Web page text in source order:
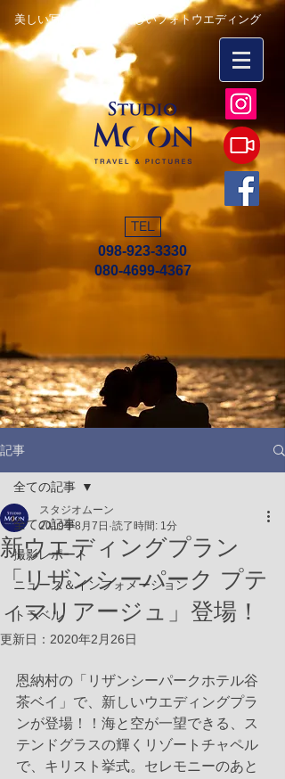
美しい写真を永遠に 楽しいフォトウエディング
TEL
098-923-3330
080-4699-4367
記事
全ての記事
撮影レポート
ニュース＆インフォメーション
トラベル
全ての記事
新ウエディングプラン
「リザンシーパーク プテ
ィマリアージュ」登場！
スタジオムーン
2019年8月7日 読了時間: 1分
更新日： 2020年2月26日
恩納村の「リザンシーパークホテル谷
茶ベイ」で、新しいウエディングプラ
ンが登場！！海と空が一望できる、ス
テンドグラスの輝くリゾートチャペル
で、キリスト挙式。セレモニーのあと